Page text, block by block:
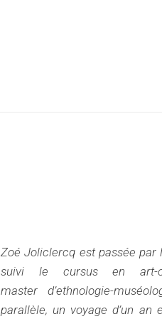
Zoé Joliclercq est passée par
suivi le cursus en art-
master
d’ethnologie-
parallèle, un voyage d’un an